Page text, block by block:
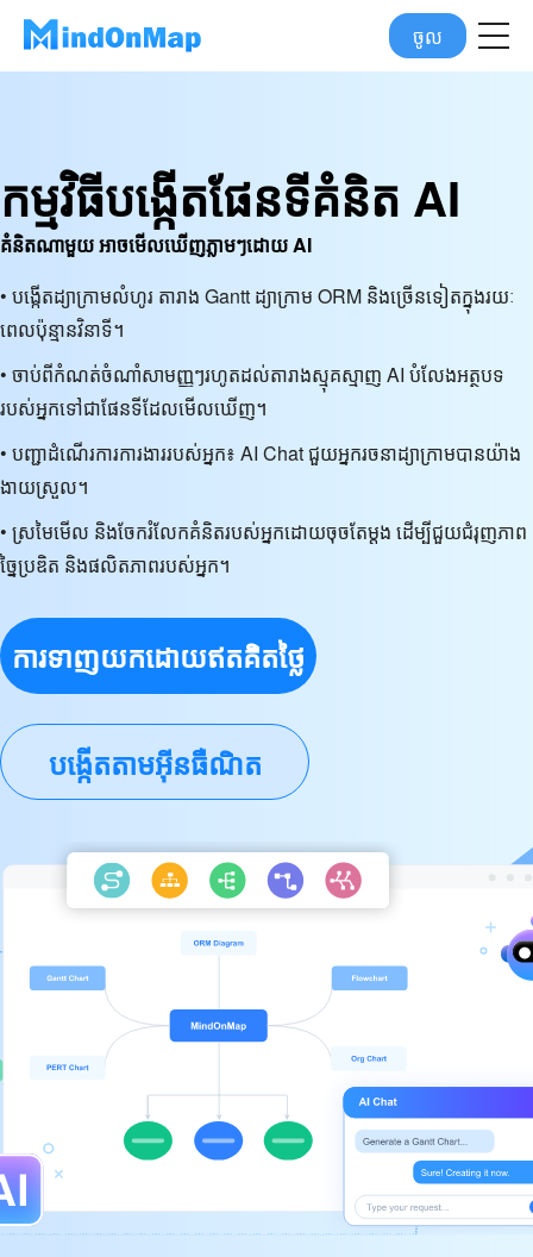
ចូល
កម្មវិធីបង្កើតផែនទីគំនិត AI
គំនិតណាមួយ អាចមើលឃើញភ្លាមៗដោយ AI
• បង្កើត​ដ្យាក្រាម​លំហូរ តារាង Gantt ដ្យាក្រាម ORM និង​ច្រើន​ទៀត​ក្នុង​រយៈ
ពេល​ប៉ុន្មាន​វិនាទី។
• ចាប់ពីកំណត់ចំណាំសាមញ្ញៗរហូតដល់តារាងស្មុគស្មាញ AI បំលែងអត្ថបទ
របស់អ្នកទៅជាផែនទីដែលមើលឃើញ។
• បញ្ជាដំណើរការការងាររបស់អ្នក៖ AI Chat ជួយអ្នករចនាដ្យាក្រាមបានយ៉ាង
ងាយស្រួល។
• ស្រមៃមើល និងចែករំលែកគំនិតរបស់អ្នកដោយចុចតែម្តង ដើម្បីជួយជំរុញភាព
ច្នៃប្រឌិត និងផលិតភាពរបស់អ្នក។
ការ​ទាញ​យក​ដោយ​ឥត​គិត​ថ្លៃ
បង្កើតតាមអ៊ីនធឺណិត